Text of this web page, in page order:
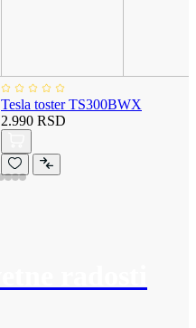
Tesla toster TS300BWX
2.990 RSD